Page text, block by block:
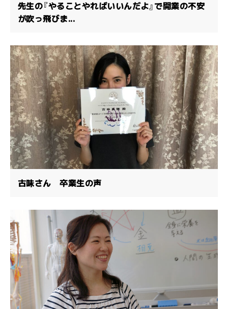
先生の『やることやればいいんだよ』で開業の不安
が吹っ飛びま...
古味さん 卒業生の声